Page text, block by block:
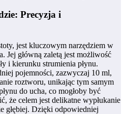
Precyzja i
jest kluczowym narzędziem w
Jej główną zaletą jest możliwość
i kierunku strumienia płynu.
pojemności, zazwyczaj 10 ml,
roztworu, unikając tym samym
do ucha, co mogłoby być
że celem jest delikatne wypłukanie
głębiej. Dzięki odpowiedniej